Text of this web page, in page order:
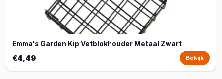
Emma's Garden Kip Vetblokhouder Metaal Zwart
€4,49 Bekijk